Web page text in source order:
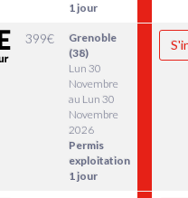
1 jour
399€
Grenoble
(38)
Lun 30
Novembre
au Lun 30
Novembre
2026
Permis
exploitation
1 jour